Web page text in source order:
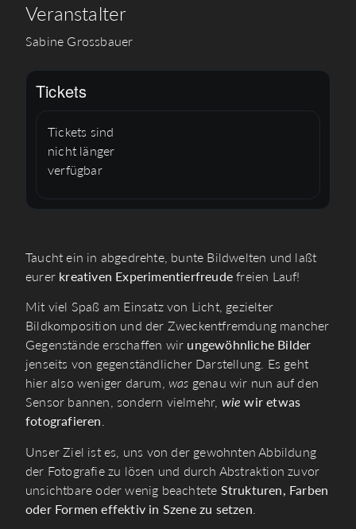
Veranstalter
Sabine Grossbauer
Tickets
Tickets sind
nicht länger
verfügbar
Taucht ein in abgedrehte, bunte Bildwelten und laßt
eurer kreativen Experimentierfreudefreien Lauf!
Mit viel Spaß am Einsatz von Licht, gezielter
Bildkomposition und der Zweckentfremdung mancher
Gegenstände erschaffen wir ungewöhnliche Bilder
jenseits von gegenständlicher Darstellung. Es geht
hier also weniger darum, was genau wir nun auf den
Sensor bannen, sondern vielmehr, wiewir etwas
fotografieren.
Unser Ziel ist es, uns von der gewohnten Abbildung
der Fotografie zu lösen und durch Abstraktion zuvor
unsichtbare oder wenig beachtete Strukturen, Farben
oder Formen effektiv in Szene zu setzen.